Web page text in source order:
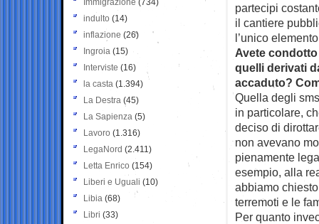
partecipi
il cantiere
l’unico
Avete
quelli derivati
accaduto?
Quella degli
in particolare,
deciso di
non avevano
pienamente
esempio, alla
abbiamo
terremoti e le
Per quanto
Immigrazione (734)
indulto (14)
inflazione (26)
Ingroia (15)
Interviste (16)
la casta (1.394)
La Destra (45)
La Sapienza (5)
Lavoro (1.316)
LegaNord (2.411)
Letta Enrico (154)
Liberi e Uguali (10)
Libia (68)
Libri (33)